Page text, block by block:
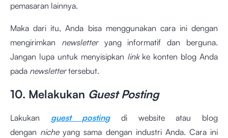
pemasaran lainnya.
Maka dari itu, Anda bisa menggunakan cara ini dengan
mengirimkan newsletteryang informatif dan berguna.
Jangan lupa untuk menyisipkan linkke konten blog Anda
pada newslettertersebut.
10. Melakukan Guest Posting
Lakukan guest postingdi website atau blog
dengan nicheyang sama dengan industri Anda. Cara ini